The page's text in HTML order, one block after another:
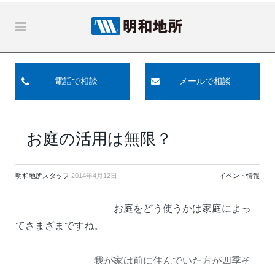
電話で相談 メールで相談
お庭の活用は無限？
明和地所スタッフ 2014年4月12日 イベント情報
お庭をどう使うかは家庭によっ
てさまざまですね。
我が家は前に住んでいた方が四季そ